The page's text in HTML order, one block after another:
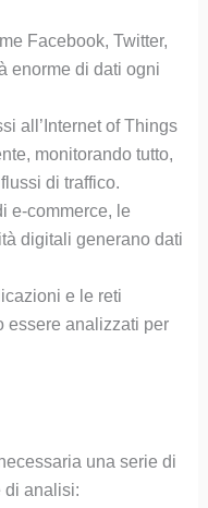
Facebook, Twitter,
enorme di dati ogni
all’Internet of Things
monitorando tutto,
di traffico.
e-commerce, le
digitali generano dati
e le reti
essere analizzati per
una serie di
di analisi: